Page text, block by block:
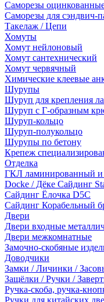
Саморезы
Саморезы для сэндвич-
Такелаж / Цепи
Хомуты
Хомут нейлоновый
Хомут сантехнический
Хомут червячный
Химические клеевые
Шурупы
Шуруп для крепления
Шуруп с Г-образным
Шуруп-кольцо
Шуруп-полукольцо
Шурупы по бетону
Крепеж
Отделка
ГКЛ ламинированный
Docke / Дёке Сайдинг
Сайдинг Ёлочка D5C
Сайдинг Корабельный
Двери
Двери входные
Двери межкомнатные
Замочно-скобяные
Доводчики
Замки / Личинки /
Защёлки / Ручки /
Ручка-скоба, ручка-
Ручки для китайских